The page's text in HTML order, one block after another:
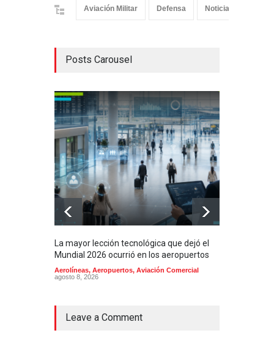
Aviación Militar Defensa Noticias
Posts Carousel
La mayor lección tecnológica que dejó el
Mundial 2026 ocurrió en los aeropuertos
Aerolíneas, Aeropuertos, Aviación Comercial
agosto 8, 2026
Leave a Comment